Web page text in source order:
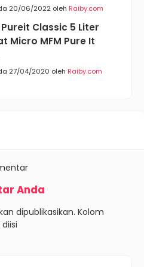
20/06/2022 oleh Raiby.com
Classic 5 Liter
Micro MFM Pure It
27/04/2020 oleh Raiby.com
Anda
dipublikasikan. Kolom